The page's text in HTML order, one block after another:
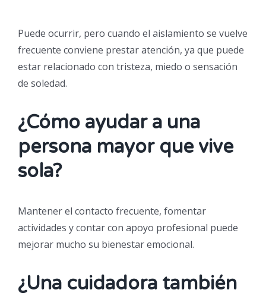
Puede ocurrir, pero cuando el aislamiento se vuelve
frecuente conviene prestar atención, ya que puede
estar relacionado con tristeza, miedo o sensación
de soledad.
¿Cómo ayudar a una
persona mayor que vive
sola?
Mantener el contacto frecuente, fomentar
actividades y contar con apoyo profesional puede
mejorar mucho su bienestar emocional.
¿Una cuidadora también